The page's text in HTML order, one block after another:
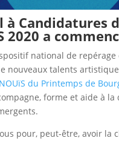
à Candidatures
2020 a
national de repérage
nouveaux talents
du Printemps de
forme et aide à
pour, peut-être, avoir la